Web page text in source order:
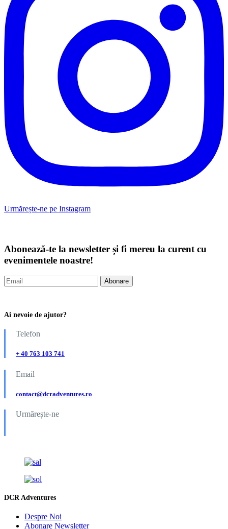
Urmărește-ne pe Instagram
Abonează-te la newsletter și fi mereu la curent cu
evenimentele noastre!
Ai nevoie de ajutor?
Telefon
+ 40 763 103 741
Email
contact@dcradventures.ro
Urmărește-ne
DCR Adventures
Despre Noi
Abonare Newsletter